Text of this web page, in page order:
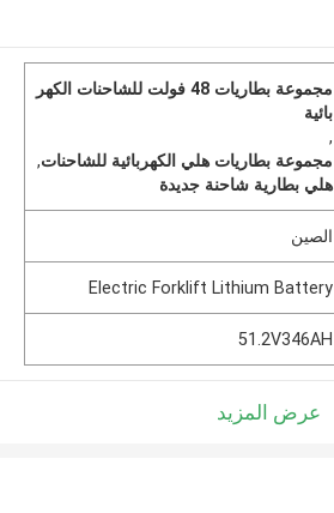
مجموعة بطاريات 48 فولت للشاحنات الكهر
بائية
,
مجموعة بطاريات هلي الكهربائية للشاحنات,
هلي بطارية شاحنة جديدة
الصين
Electric Forklift Lithium Battery
51.2V346AH
عرض المزيد